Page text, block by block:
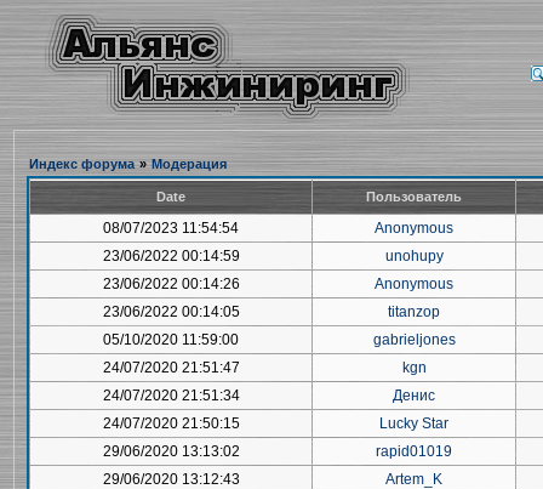
Индекс форума » Модерация
Date Пользователь
08/07/2023 11:54:54
Anonymous
23/06/2022 00:14:59
unohupy
23/06/2022 00:14:26
Anonymous
23/06/2022 00:14:05
titanzop
05/10/2020 11:59:00
gabrieljones
24/07/2020 21:51:47
kgn
24/07/2020 21:51:34
Денис
24/07/2020 21:50:15
Lucky Star
29/06/2020 13:13:02
rapid01019
29/06/2020 13:12:43
Artem_K